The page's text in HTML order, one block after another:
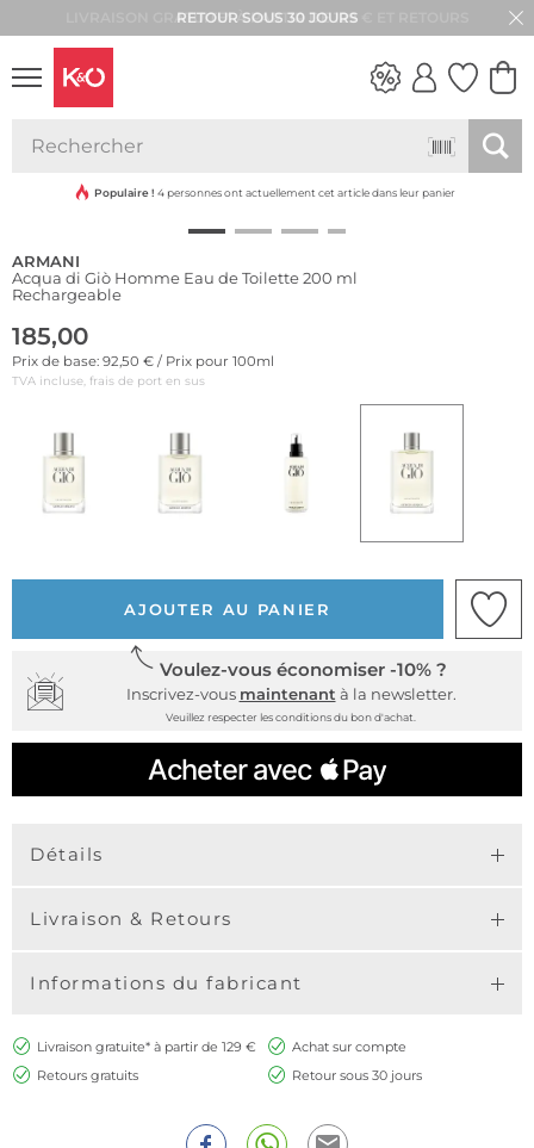
RETOUR SOUS 30 JOURS
VIBES
Populaire ! 4 personnes ont actuellement cet article dans leur panier
ARMANI
Acqua di Giò Homme Eau de Toilette 200 ml
Rechargeable
185,00
Prix de base: 92,50 € / Prix pour 100ml
TVA incluse, frais de port en sus
AJOUTER AU PANIER
Voulez-vous économiser -10% ?
Inscrivez-vous maintenant à la newsletter.
Veuillez respecter les conditions du bon d'achat.
Détails
Livraison & Retours
Informations du fabricant
Livraison gratuite* à partir de 129 €
Achat sur compte
Retours gratuits
Retour sous 30 jours